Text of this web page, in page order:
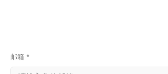
邮箱 *